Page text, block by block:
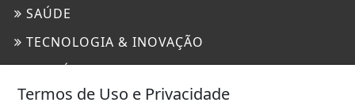
SAÚDE
TECNOLOGIA & INOVAÇÃO
TRAGÉDIA
URGENTE
Termos de Uso e Privacidade